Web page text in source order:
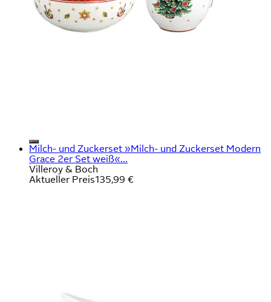
Milch- und Zuckerset »Milch- und Zuckerset Modern
Grace 2er Set weiß«...
Villeroy & Boch
Aktueller Preis135,99 €